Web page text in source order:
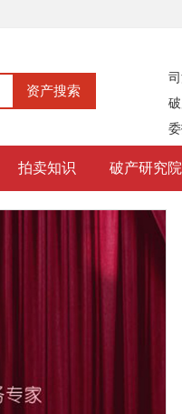
拍卖知识 破产研究院